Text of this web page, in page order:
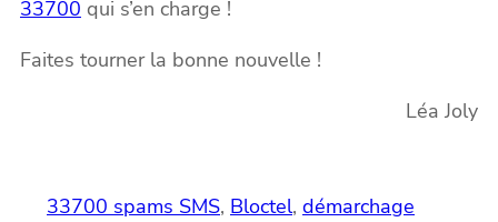
33700 qui s’en charge !
Faites tourner la bonne nouvelle !
Léa Joly
33700 spams SMS, Bloctel, démarchage